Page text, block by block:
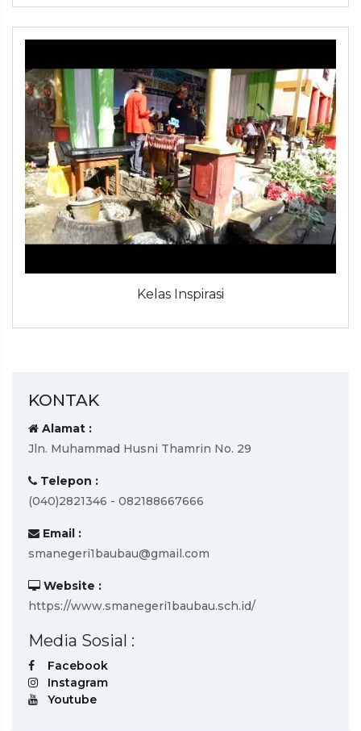
Kelas Inspirasi
KONTAK
Alamat :
Jln. Muhammad Husni Thamrin No. 29
Telepon :
(040)2821346 - 082188667666
Email :
smanegeri1baubau@gmail.com
Website :
https://www.smanegeri1baubau.sch.id/
Media Sosial :
Facebook
Instagram
Youtube